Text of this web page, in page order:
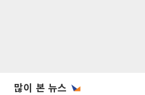
많이 본 뉴스